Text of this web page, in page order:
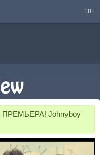
18+
ПРЕМЬЕРА! Johnyboy